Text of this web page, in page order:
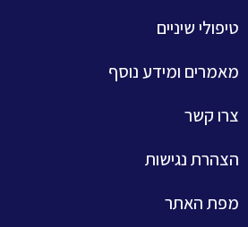
שיניים
ומידע נוסף
קשר
נגישות
האתר